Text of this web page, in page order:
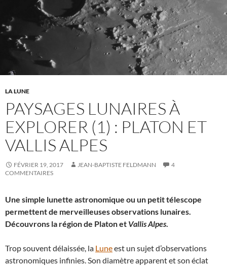
LA LUNE
PAYSAGES LUNAIRES À
EXPLORER (1) : PLATON ET
VALLIS ALPES
FÉVRIER 19, 2017 JEAN-BAPTISTE FELDMANN
4
COMMENTAIRES
Une simple lunette astronomique ou un petit télescope
permettent de merveilleuses observations lunaires.
Découvrons la région de Platon et Vallis Alpes.
Trop souvent délaissée, la Luneest un sujet d’observations
astronomiques infinies. Son diamètre apparent et son éclat